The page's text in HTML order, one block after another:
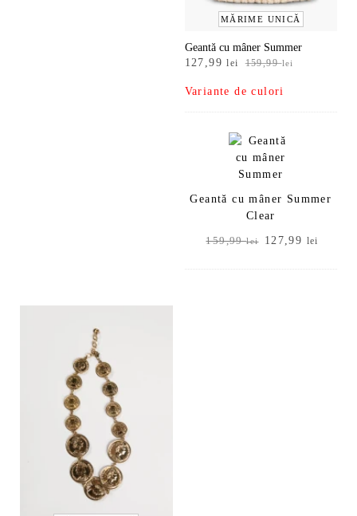
MĂRIME UNICĂ
Geantă cu mâner Summer
159,99lei
Prețul
a
fost:
127,99lei
Prețul
este:
127,99 lei.
Variante de culori
Geantă cu mâner Summer
Clear
159,99lei
Prețul
a
127,99 lei
este: